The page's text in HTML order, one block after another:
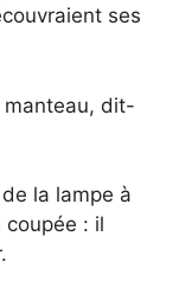
ses
dit-
la lampe à
: il